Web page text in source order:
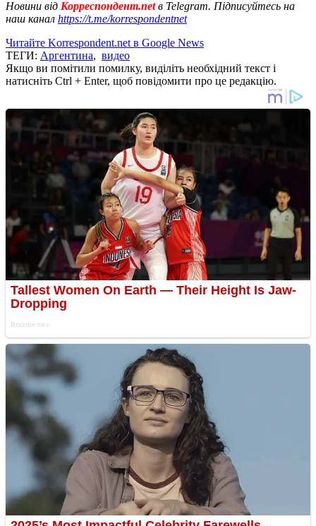
Новини від Корреспондент.netв Telegram. Підписуйтесь на
наш канал https://t.me/korrespondentnet
Читайте Korrespondent.net в Google News
ТЕГИ: Аргентина, видео
Якщо ви помітили помилку, виділіть необхідний текст і
натисніть Ctrl + Enter, щоб повідомити про це редакцію.